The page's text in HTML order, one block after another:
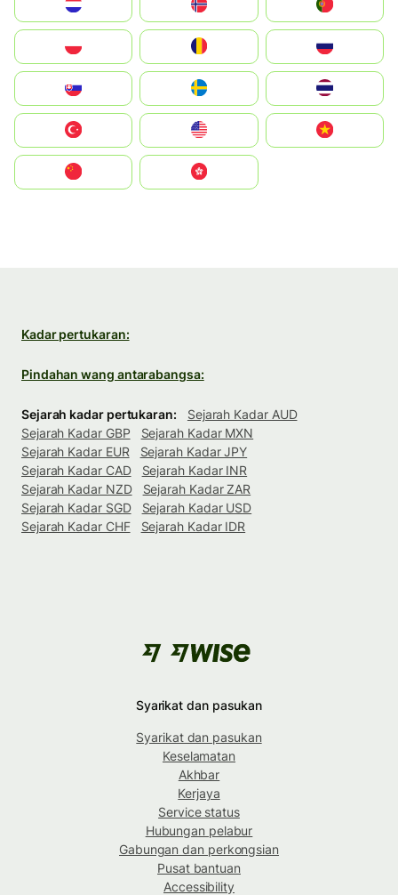
United States
中國香港特別行政區
Kadar pertukaran:
Pindahan wang antarabangsa:
Sejarah kadar pertukaran:
Sejarah Kadar AUD
Sejarah Kadar GBP
Sejarah Kadar MXN
Sejarah Kadar EUR
Sejarah Kadar JPY
Sejarah Kadar CAD
Sejarah Kadar INR
Sejarah Kadar NZD
Sejarah Kadar ZAR
Sejarah Kadar SGD
Sejarah Kadar USD
Sejarah Kadar CHF
Sejarah Kadar IDR
Syarikat dan pasukan
Syarikat dan pasukan
Keselamatan
Akhbar
Kerjaya
Service status
Hubungan pelabur
Gabungan dan perkongsian
Pusat bantuan
Accessibility